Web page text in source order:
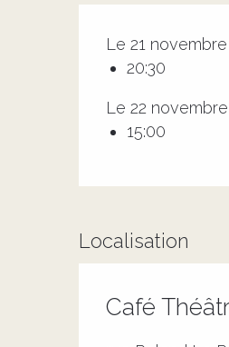
Le 21
20:30
Le 22
15:00
Localisation
Café